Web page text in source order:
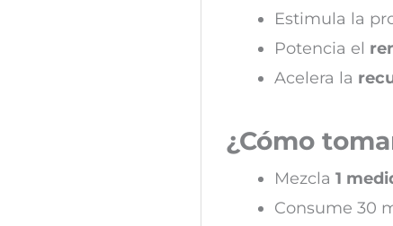
Estimula la
Potencia el
Acelera la
¿Cómo
Mezcla 1
Consume 30